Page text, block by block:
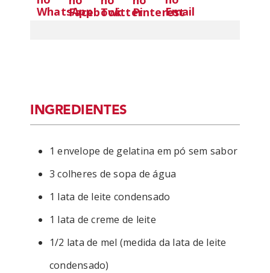
INGREDIENTES
1 envelope de gelatina em pó sem sabor
3 colheres de sopa de água
1 lata de leite condensado
1 lata de creme de leite
1/2 lata de mel (medida da lata de leite
condensado)